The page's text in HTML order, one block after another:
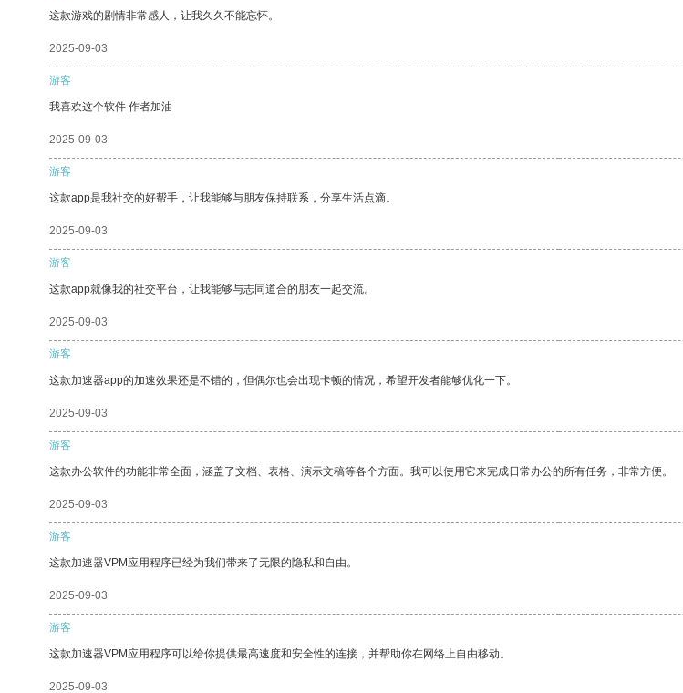
这款游戏的剧情非常感人，让我久久不能忘怀。
2025-09-03
游客
我喜欢这个软件 作者加油
2025-09-03
游客
这款app是我社交的好帮手，让我能够与朋友保持联系，分享生活点滴。
2025-09-03
游客
这款app就像我的社交平台，让我能够与志同道合的朋友一起交流。
2025-09-03
游客
这款加速器app的加速效果还是不错的，但偶尔也会出现卡顿的情况，希望开发者能够优化一下。
2025-09-03
游客
这款办公软件的功能非常全面，涵盖了文档、表格、演示文稿等各个方面。我可以使用它来完成日常办公的所有任务，非常方便。
2025-09-03
游客
这款加速器VPM应用程序已经为我们带来了无限的隐私和自由。
2025-09-03
游客
这款加速器VPM应用程序可以给你提供最高速度和安全性的连接，并帮助你在网络上自由移动。
2025-09-03